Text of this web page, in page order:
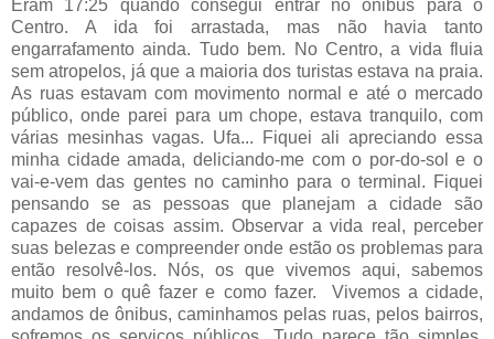
Eram 17:25 quando consegui entrar no ônibus para o
Centro. A ida foi arrastada, mas não havia tanto
engarrafamento ainda. Tudo bem. No Centro, a vida fluia
sem atropelos, já que a maioria dos turistas estava na praia.
As ruas estavam com movimento normal e até o mercado
público, onde parei para um chope, estava tranquilo, com
várias mesinhas vagas. Ufa... Fiquei ali apreciando essa
minha cidade amada, deliciando-me com o por-do-sol e o
vai-e-vem das gentes no caminho para o terminal. Fiquei
pensando se as pessoas que planejam a cidade são
capazes de coisas assim. Observar a vida real, perceber
suas belezas e compreender onde estão os problemas para
então resolvê-los. Nós, os que vivemos aqui, sabemos
muito bem o quê fazer e como fazer. Vivemos a cidade,
andamos de ônibus, caminhamos pelas ruas, pelos bairros,